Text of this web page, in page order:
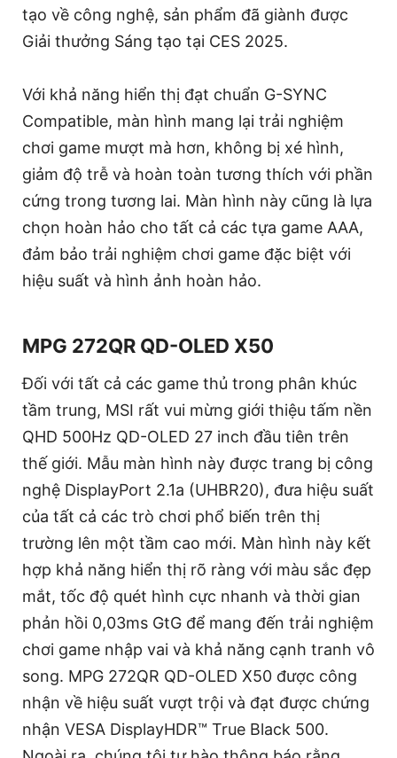
tạo về công nghệ, sản phẩm đã giành được
Giải thưởng Sáng tạo tại CES 2025.
Với khả năng hiển thị đạt chuẩn G-SYNC
Compatible, màn hình mang lại trải nghiệm
chơi game mượt mà hơn, không bị xé hình,
giảm độ trễ và hoàn toàn tương thích với phần
cứng trong tương lai. Màn hình này cũng là lựa
chọn hoàn hảo cho tất cả các tựa game AAA,
đảm bảo trải nghiệm chơi game đặc biệt với
hiệu suất và hình ảnh hoàn hảo.
MPG 272QR QD-OLED X50
Đối với tất cả các game thủ trong phân khúc
tầm trung, MSI rất vui mừng giới thiệu tấm nền
QHD 500Hz QD-OLED 27 inch đầu tiên trên
thế giới. Mẫu màn hình này được trang bị công
nghệ DisplayPort 2.1a (UHBR20), đưa hiệu suất
của tất cả các trò chơi phổ biến trên thị
trường lên một tầm cao mới. Màn hình này kết
hợp khả năng hiển thị rõ ràng với màu sắc đẹp
mắt, tốc độ quét hình cực nhanh và thời gian
phản hồi 0,03ms GtG để mang đến trải nghiệm
chơi game nhập vai và khả năng cạnh tranh vô
song. MPG 272QR QD-OLED X50 được công
nhận về hiệu suất vượt trội và đạt được chứng
nhận VESA DisplayHDR™ True Black 500.